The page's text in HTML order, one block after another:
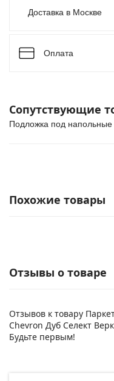
Доставка в Москве
Оплата
Сопутствующие
Подложка под напольные
Похожие товары
Отзывы о товаре
Отзывов к товару
Chevron Дуб Селект
Будьте первым!